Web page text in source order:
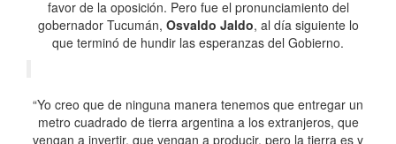
favor de la oposición. Pero fue el pronunciamiento del
gobernador Tucumán, Osvaldo Jaldo, al día siguiente lo
que terminó de hundir las esperanzas del Gobierno.
“Yo creo que de ninguna manera tenemos que entregar un
metro cuadrado de tierra argentina a los extranjeros, que
vengan a invertir, que vengan a producir, pero la tierra es y